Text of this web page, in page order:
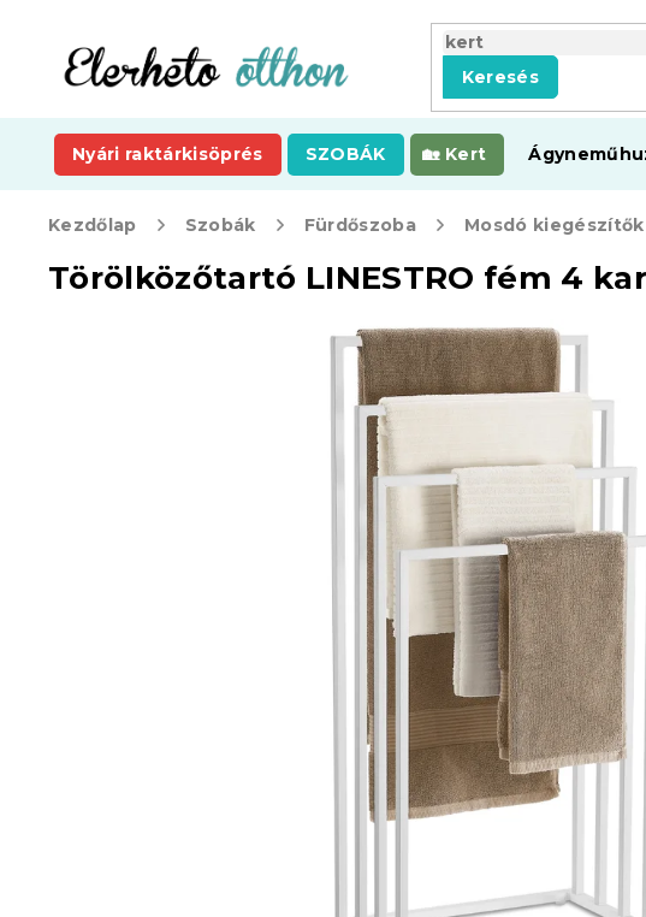
tartalomhoz
Keresés
Nyári raktárkisöprés SZOBÁK Kert
Kezdőlap Szobák Fürdőszoba Mosdó kiegészítők
Törölközőtartó LINESTRO fém 4